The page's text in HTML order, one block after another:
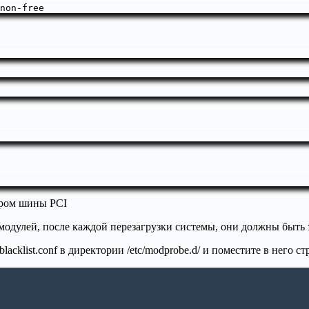
free
шины PCI
после каждой перезагрузки системы, они должны
в директории /etc/modprobe.d/ и поместите в него